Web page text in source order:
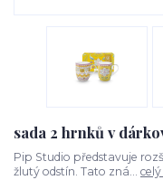
sada 2 hrnků v
Pip Studio představuje
žlutý odstín. Tato zná...